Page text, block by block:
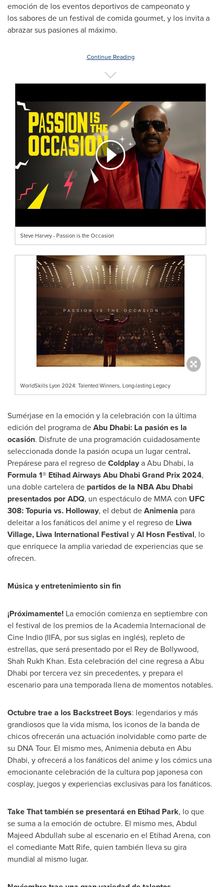
emoción de los eventos deportivos de campeonato y
los sabores de un festival de comida gourmet, y los invita a
abrazar sus pasiones al máximo.
Continue Reading
Steve Harvey - Passion is the Occasion
WorldSkills Lyon 2024: Talented Winners, Long-lasting Legacy
Sumérjase en la emoción y la celebración con la última
edición del programa deAbu Dhabi: La pasión es la
ocasión. Disfrute de una programación cuidadosamente
seleccionada donde la pasión ocupa un lugar central.
Prepárese para el regreso deColdplayaAbu Dhabi, la
Formula 1® Etihad Airways Abu Dhabi Grand Prix 2024,
una doble cartelera de partidos de la NBA Abu Dhabi
presentados por ADQ, un espectáculo de MMA con UFC
308: Topuria vs. Holloway, el debut deAnimenia para
deleitar a los fanáticos del anime y el regreso de Liwa
Village, Liwa International Festival yAl Hosn Festival, lo
que enriquece la amplia variedad de experiencias que se
ofrecen.
Música y entretenimiento sin fin
¡Próximamente! La emoción comienza en septiembre con
el festival de los premios de la Academia Internacional de
Cine Indio(IIFA, por sus siglas en inglés), repleto de
estrellas, que será presentado por el Rey de Bollywood,
Shah Rukh Khan. Esta celebración del cine regresa aAbu
Dhabi por tercera vez sin precedentes, y prepara el
escenario para una temporada llena de momentos notables.
Octubre trae a los Backstreet Boys: legendarios y más
grandiosos que la vida misma, los iconos de la banda de
chicos ofrecerán una actuación inolvidable como parte de
su DNA Tour. El mismo mes, Animenia debuta en Abu
Dhabi, y ofrecerá a los fanáticos del anime y los cómics una
emocionante celebración de la cultura pop japonesa con
cosplay, juegos y experiencias exclusivas para los fanáticos.
Take That también se presentará en Etihad Park, lo que
se suma a la emoción de octubre. El mismo mes, Abdul
Majeed Abdullah sube al escenario en el Etihad Arena, con
el comediante Matt Rife, quien también lleva su gira
mundial al mismo lugar.